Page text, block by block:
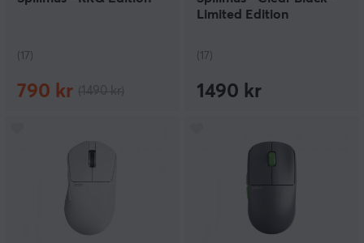
(17)
790 kr
Limited Edition
(17)
1490 kr